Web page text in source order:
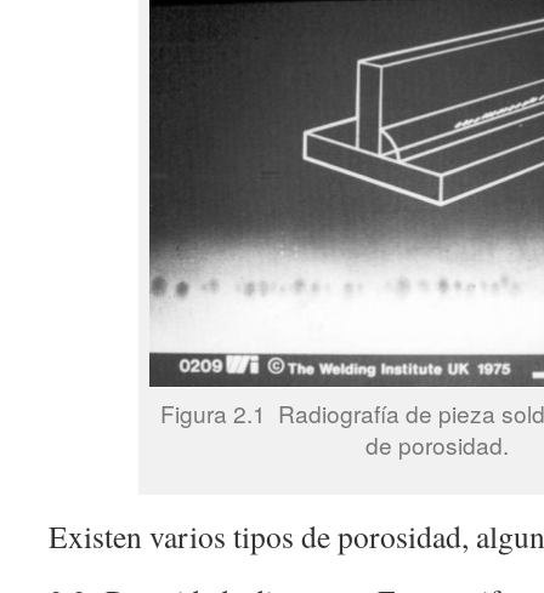
Figura 2.1 Radiografía de pieza
de porosidad.
Existen varios tipos de porosidad,